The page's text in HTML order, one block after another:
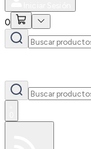
0